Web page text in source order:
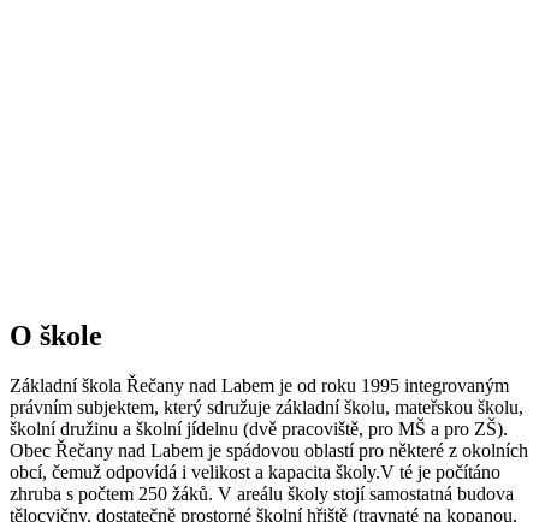
O škole
Základní škola Řečany nad Labem je od roku 1995 integrovaným
právním subjektem, který sdružuje základní školu, mateřskou školu,
školní družinu a školní jídelnu (dvě pracoviště, pro MŠ a pro ZŠ).
Obec Řečany nad Labem je spádovou oblastí pro některé z okolních
obcí, čemuž odpovídá i velikost a kapacita školy.V té je počítáno
zhruba s počtem 250 žáků. V areálu školy stojí samostatná budova
tělocvičny, dostatečně prostorné školní hřiště (travnaté na kopanou,